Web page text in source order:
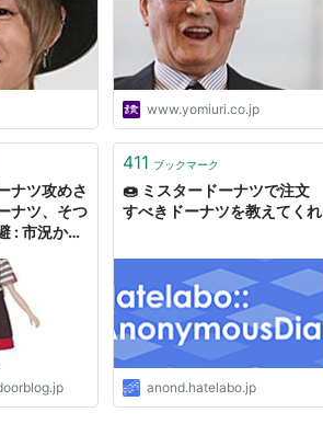
www.yomiuri.co.jp
ナツ攻めさ
ナツ、そつ
: 市況かぶ
411 ブックマーク
🍩 ミスタードーナツで注文
すべきドーナツを教えてくれ
anond.hatelabo.jp